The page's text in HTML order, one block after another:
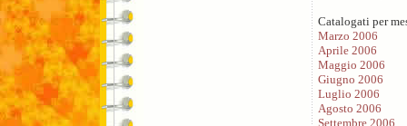
Catalogati per
Marzo 2006
Aprile 2006
Maggio 2006
Giugno 2006
Luglio 2006
Agosto 2006
Settembre 2006